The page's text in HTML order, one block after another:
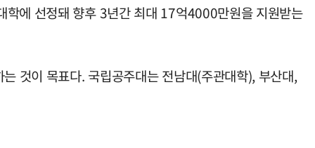
에 선정돼 향후 3년간 최대 17억4000만원을 지원받는
것이 목표다. 국립공주대는 전남대(주관대학), 부산대,